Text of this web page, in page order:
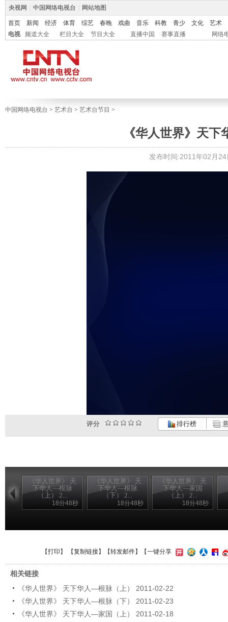
央视网 中国网络电视台 网站地图
首页 新闻 经济 体育 综艺 春晚 戏曲 音乐 科教 青少 文化
艺术
电视
频道大全 栏目大全 节目大全 直播中国 赛事直播 网络
中国网络电视台 > 艺术台 > 艺术台节目 >
《华人世界》天
发布时间:2011年02月
评分 排行榜
《华人世界》 天
下华人—根脉
（上） 2...
18分48秒
《华人世界》 天
下华人—根脉
（下） 2...
18分48秒
《华人世界》 天
下华人—家国
（上） 2...
18分48秒
【打印 】 【复制链接】【转发邮件】 【一键分享
相关链接
《华人世界》 天下华人—根脉（上） 2011-02-22
《华人世界》 天下华人—根脉（下） 2011-02-23
《华人世界》 天下华人—家国（上） 2011-02-18